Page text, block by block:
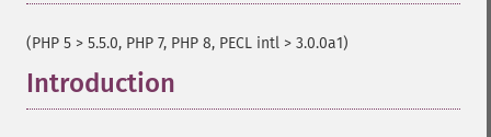
(PHP 5 > 5.5.0, PHP 7, PHP 8, PECL intl > 3.0.0a1)
Introduction